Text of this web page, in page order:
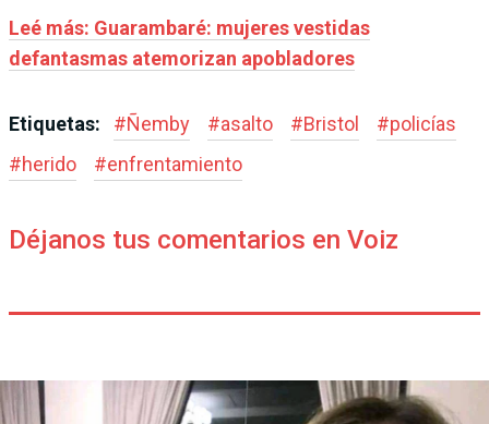
Leé más: Guarambaré: mujeres vestidas
defantasmas atemorizan apobladores
Etiquetas: #Ñemby #asalto #Bristol #policías
#herido #enfrentamiento
Déjanos tus comentarios en Voiz